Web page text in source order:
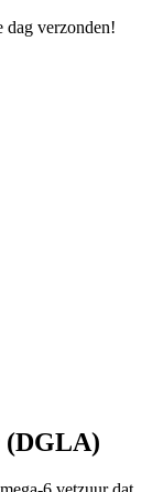
dag verzonden!
(DGLA)